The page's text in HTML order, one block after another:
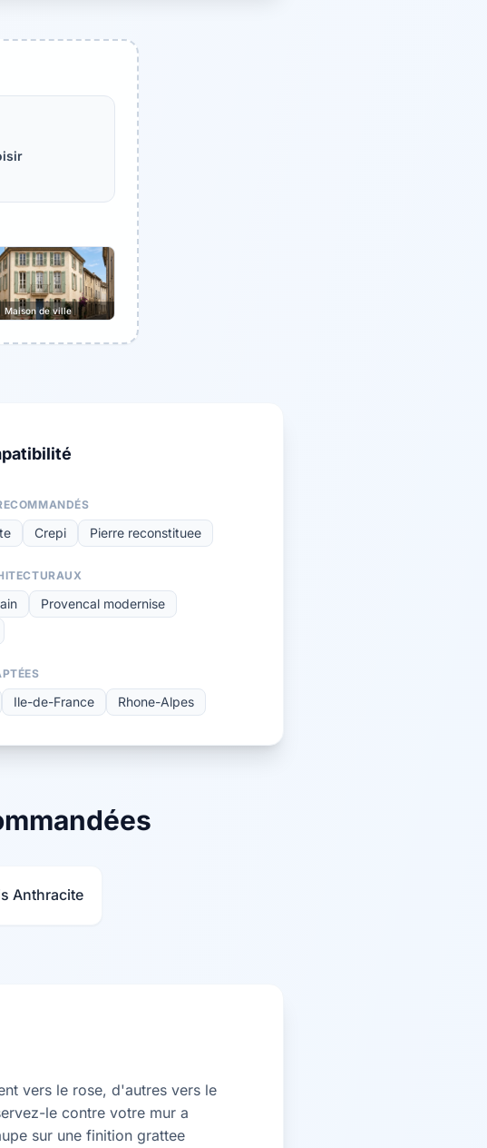
Maison de ville
Crepi Pierre reconstituee
Provencal modernise
Ile-de-France Rhone-Alpes
Anthracite
vers le rose, d'autres vers le
le contre votre mur a
sur une finition grattee